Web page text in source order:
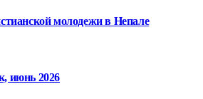
молодежи в Непале
июнь 2026